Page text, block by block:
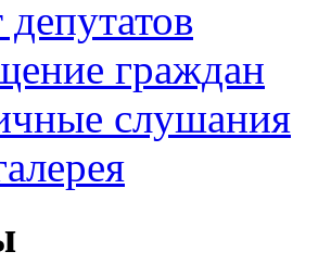
граждан
слушания